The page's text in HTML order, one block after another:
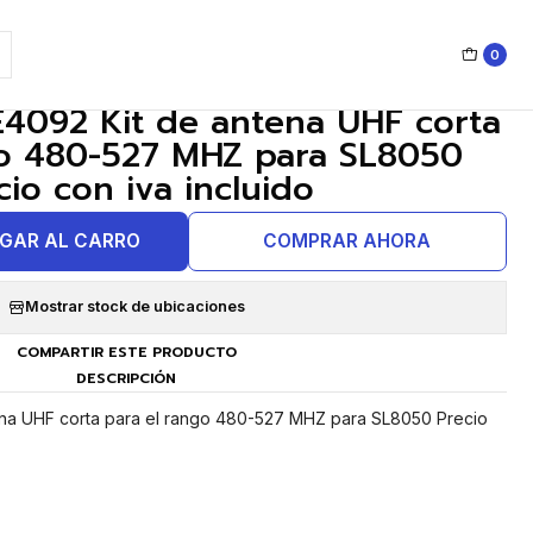
0
Kit de antena UHF corta
480-527 MHZ para SL8050
con iva incluido
AL CARRO COMPRAR AHORA
Mostrar stock de ubicaciones
COMPARTIR ESTE PRODUCTO
DESCRIPCIÓN
UHF corta para el rango 480-527 MHZ para SL8050 Precio